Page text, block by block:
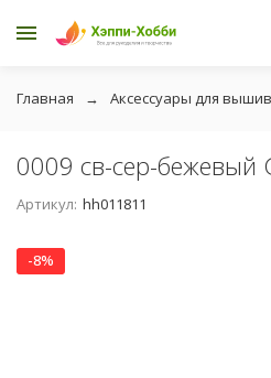
Главная Аксессуары для
0009 св-сер-бежевый
Артикул: hh011811
-8%